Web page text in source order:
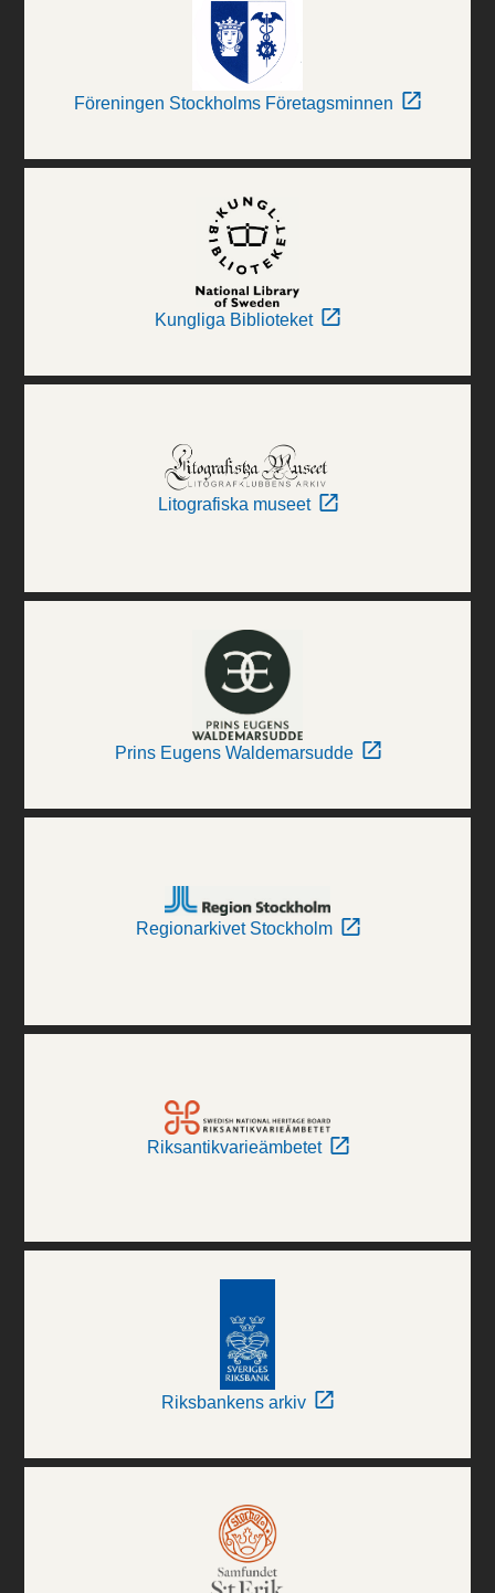
Föreningen Stockholms Företagsminnen
Kungliga Biblioteket
Litografiska museet
Prins Eugens Waldemarsudde
Regionarkivet Stockholm
Riksantikvarieämbetet
Riksbankens arkiv